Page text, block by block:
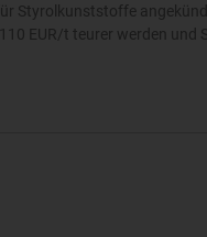
Styrolkunststoffe
EUR/t teurer werden und